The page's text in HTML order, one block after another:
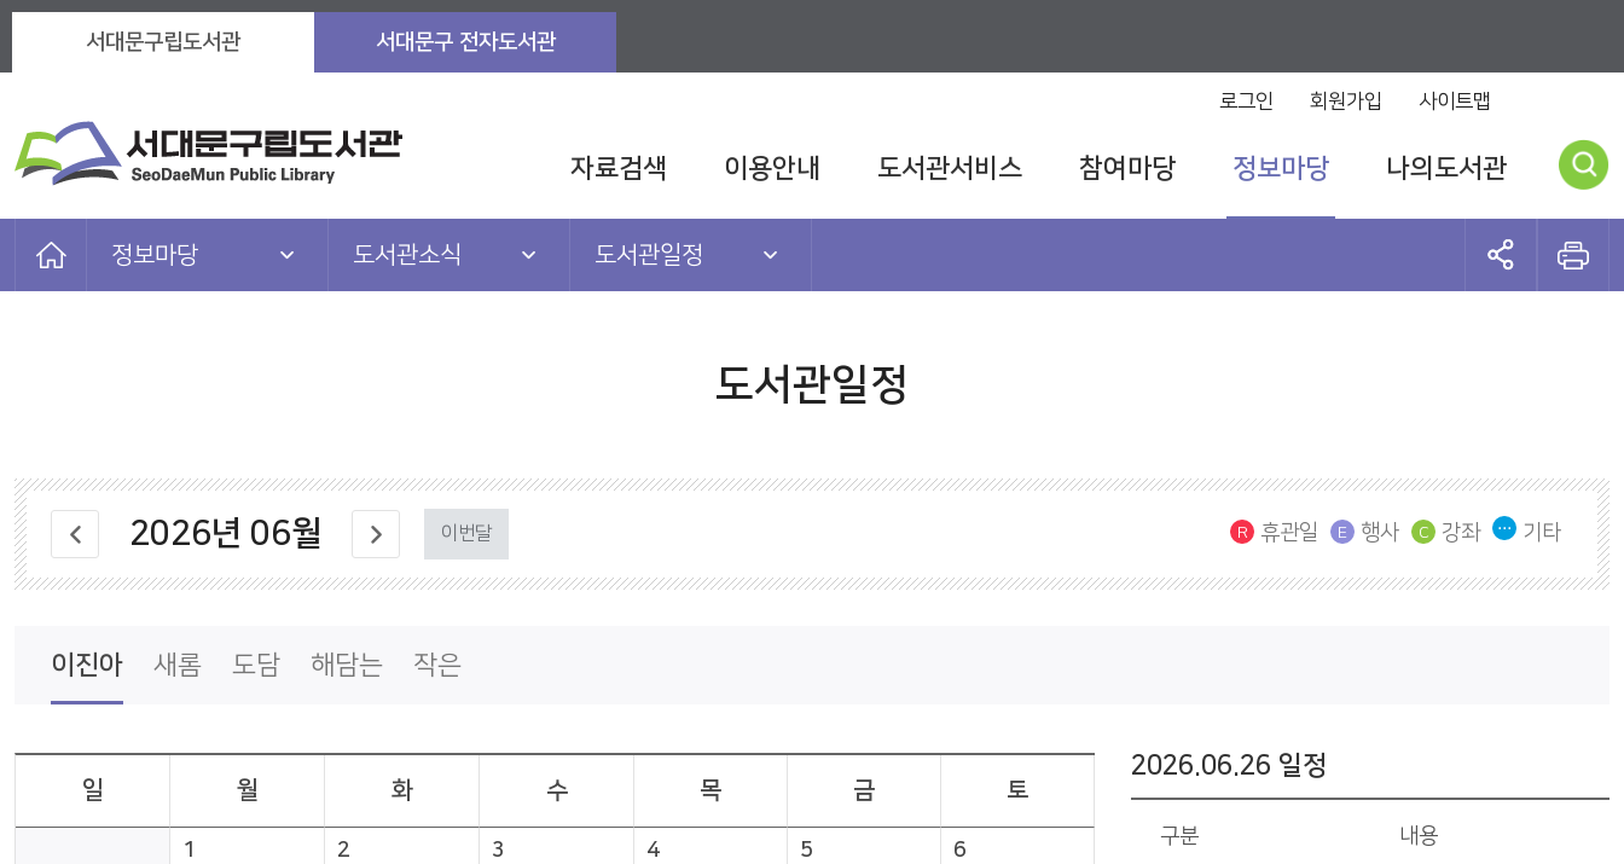
서대문구립도서관 서대문구 전자도서관
로그인 회원가입 사이트맵
자료검색 이용안내 도서관서비스 참여마당 정보마당 나의도서관
정보마당
참여마당
정보마당
나의도서관
도서관소식
마을 아카이브
관련 사이트
도서관일정
발간자료
도서관일정
2026년 06월 이번달 휴관일 행사 강좌 기타
이진아 새롬 도담 해담는 작은
일 월 화 수 목 금 토
1 2 3 4 5 6
2026.06.26 일정
구분 내용